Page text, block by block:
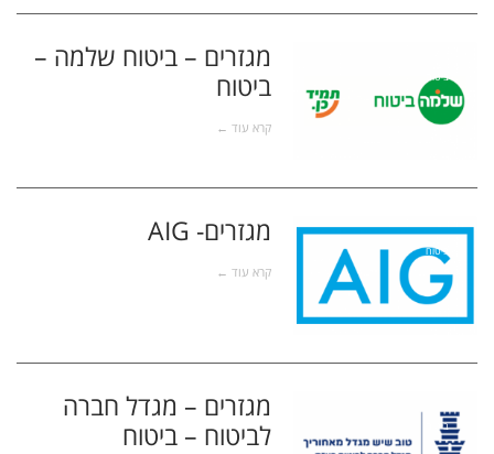
ביטוח
מגזרים – ביטוח שלמה –
ביטוח
קרא עוד ←
ביטוח
מגזרים- AIG
קרא עוד ←
ביטוח
מגזרים – מגדל חברה
לביטוח – ביטוח